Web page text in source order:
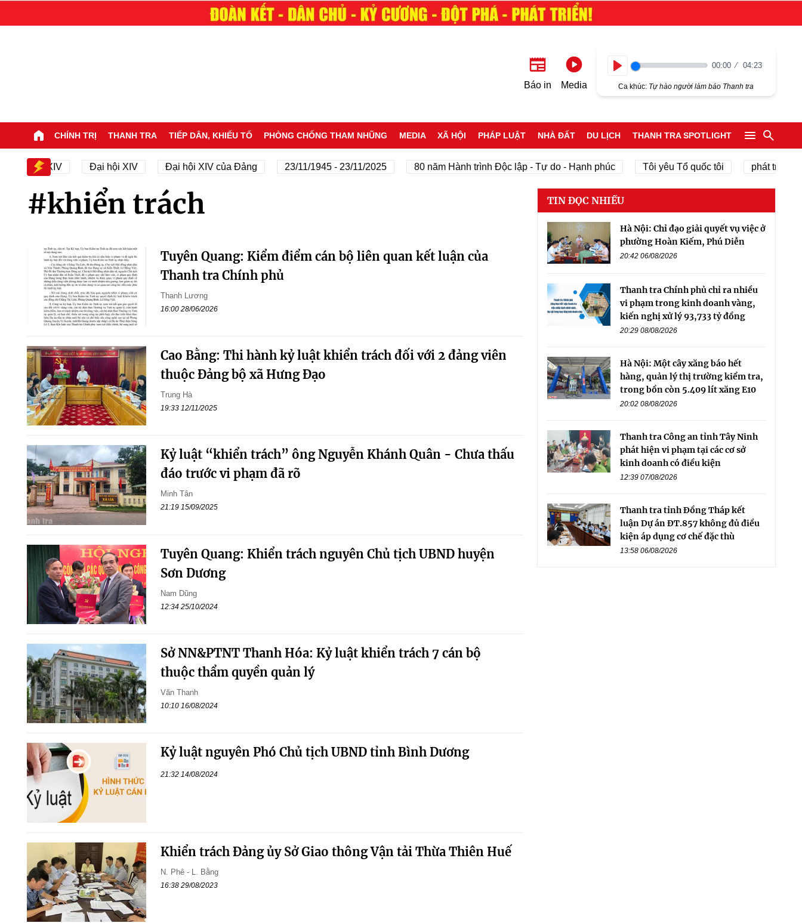
Báo in Media
00:00 04:23
Ca khúc: Tự hào người làm báo Thanh tra
CHÍNH TRỊ THANH TRA TIẾP DÂN, KHIẾU TỐ PHÒNG CHỐNG THAM NHŨNG MEDIA XÃ HỘI PHÁP LUẬT NHÀ ĐẤT DU LỊCH THANH TRA SPOTLIGHT
hội XIV Đại hội XIV Đại hội XIV của Đảng 23/11/1945 - 23/11/2025 80 năm Hành trình Độc lập - Tự do - Hạnh phúc Tôi yêu Tổ quốc tôi phát triển kinh
#khiển trách
Tuyên Quang: Kiểm điểm cán bộ liên quan kết luận của
Thanh tra Chính phủ
Thanh Lương
16:00 28/06/2026
Cao Bằng: Thi hành kỷ luật khiển trách đối với 2 đảng viên
thuộc Đảng bộ xã Hưng Đạo
Trung Hà
19:33 12/11/2025
Kỷ luật “khiển trách” ông Nguyễn Khánh Quân - Chưa thấu
đáo trước vi phạm đã rõ
Minh Tân
21:19 15/09/2025
Tuyên Quang: Khiển trách nguyên Chủ tịch UBND huyện
Sơn Dương
Nam Dũng
12:34 25/10/2024
Sở NN&PTNT Thanh Hóa: Kỷ luật khiển trách 7 cán bộ
thuộc thẩm quyền quản lý
Văn Thanh
10:10 16/08/2024
Kỷ luật nguyên Phó Chủ tịch UBND tỉnh Bình Dương
21:32 14/08/2024
Khiển trách Đảng ủy Sở Giao thông Vận tải Thừa Thiên Huế
N. Phê - L. Bằng
16:38 29/08/2023
TIN ĐỌC NHIỀU
Hà Nội: Chỉ đạo giải quyết vụ việc ở
phường Hoàn Kiếm, Phú Diễn
20:42 06/08/2026
Thanh tra Chính phủ chỉ ra nhiều
vi phạm trong kinh doanh vàng,
kiến nghị xử lý 93,733 tỷ đồng
20:29 08/08/2026
Hà Nội: Một cây xăng báo hết
hàng, quản lý thị trường kiểm tra,
trong bồn còn 5.409 lít xăng E10
20:02 08/08/2026
Thanh tra Công an tỉnh Tây Ninh
phát hiện vi phạm tại các cơ sở
kinh doanh có điều kiện
12:39 07/08/2026
Thanh tra tỉnh Đồng Tháp kết
luận Dự án ĐT.857 không đủ điều
kiện áp dụng cơ chế đặc thù
13:58 06/08/2026